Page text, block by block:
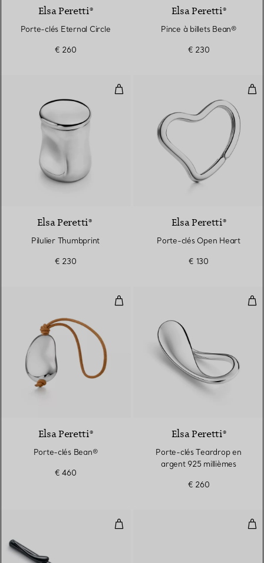
Elsa Peretti®
Porte-clés Eternal Circle
€ 260
Elsa Peretti®
Pince à billets Bean®
€ 230
Pilulier Thumbprint
Elsa Peretti®
Pilulier Thumbprint
€ 230
Elsa Peretti®
Porte-clés Open Heart
€ 130
Porte-clés Bean®
Elsa Peretti®
Porte-clés Bean®
€ 460
Elsa Peretti®
Porte-clés Teardrop en
argent 925 millièmes
€ 260
Stylo à bille